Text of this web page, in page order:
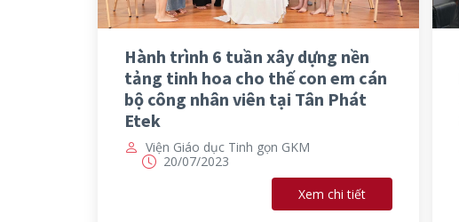
Hành trình 6 tuần xây dựng nền
tảng tinh hoa cho thế con em cán
bộ công nhân viên tại Tân Phát
Etek
Viện Giáo dục Tinh gọn GKM
20/07/2023
Xem chi tiết